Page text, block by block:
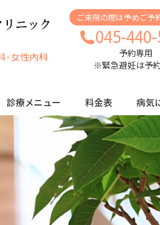
ご来院の際は予めご予
045-
予約専用
※緊急避妊は予
診療メニュー 料金表 病気